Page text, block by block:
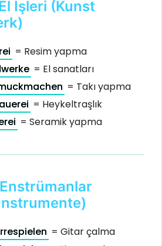
İşleri (Kunst
= Resim yapma
= El sanatları
= Takı yapma
= Heykeltraşlık
= Seramik yapma
= Gitar çalma